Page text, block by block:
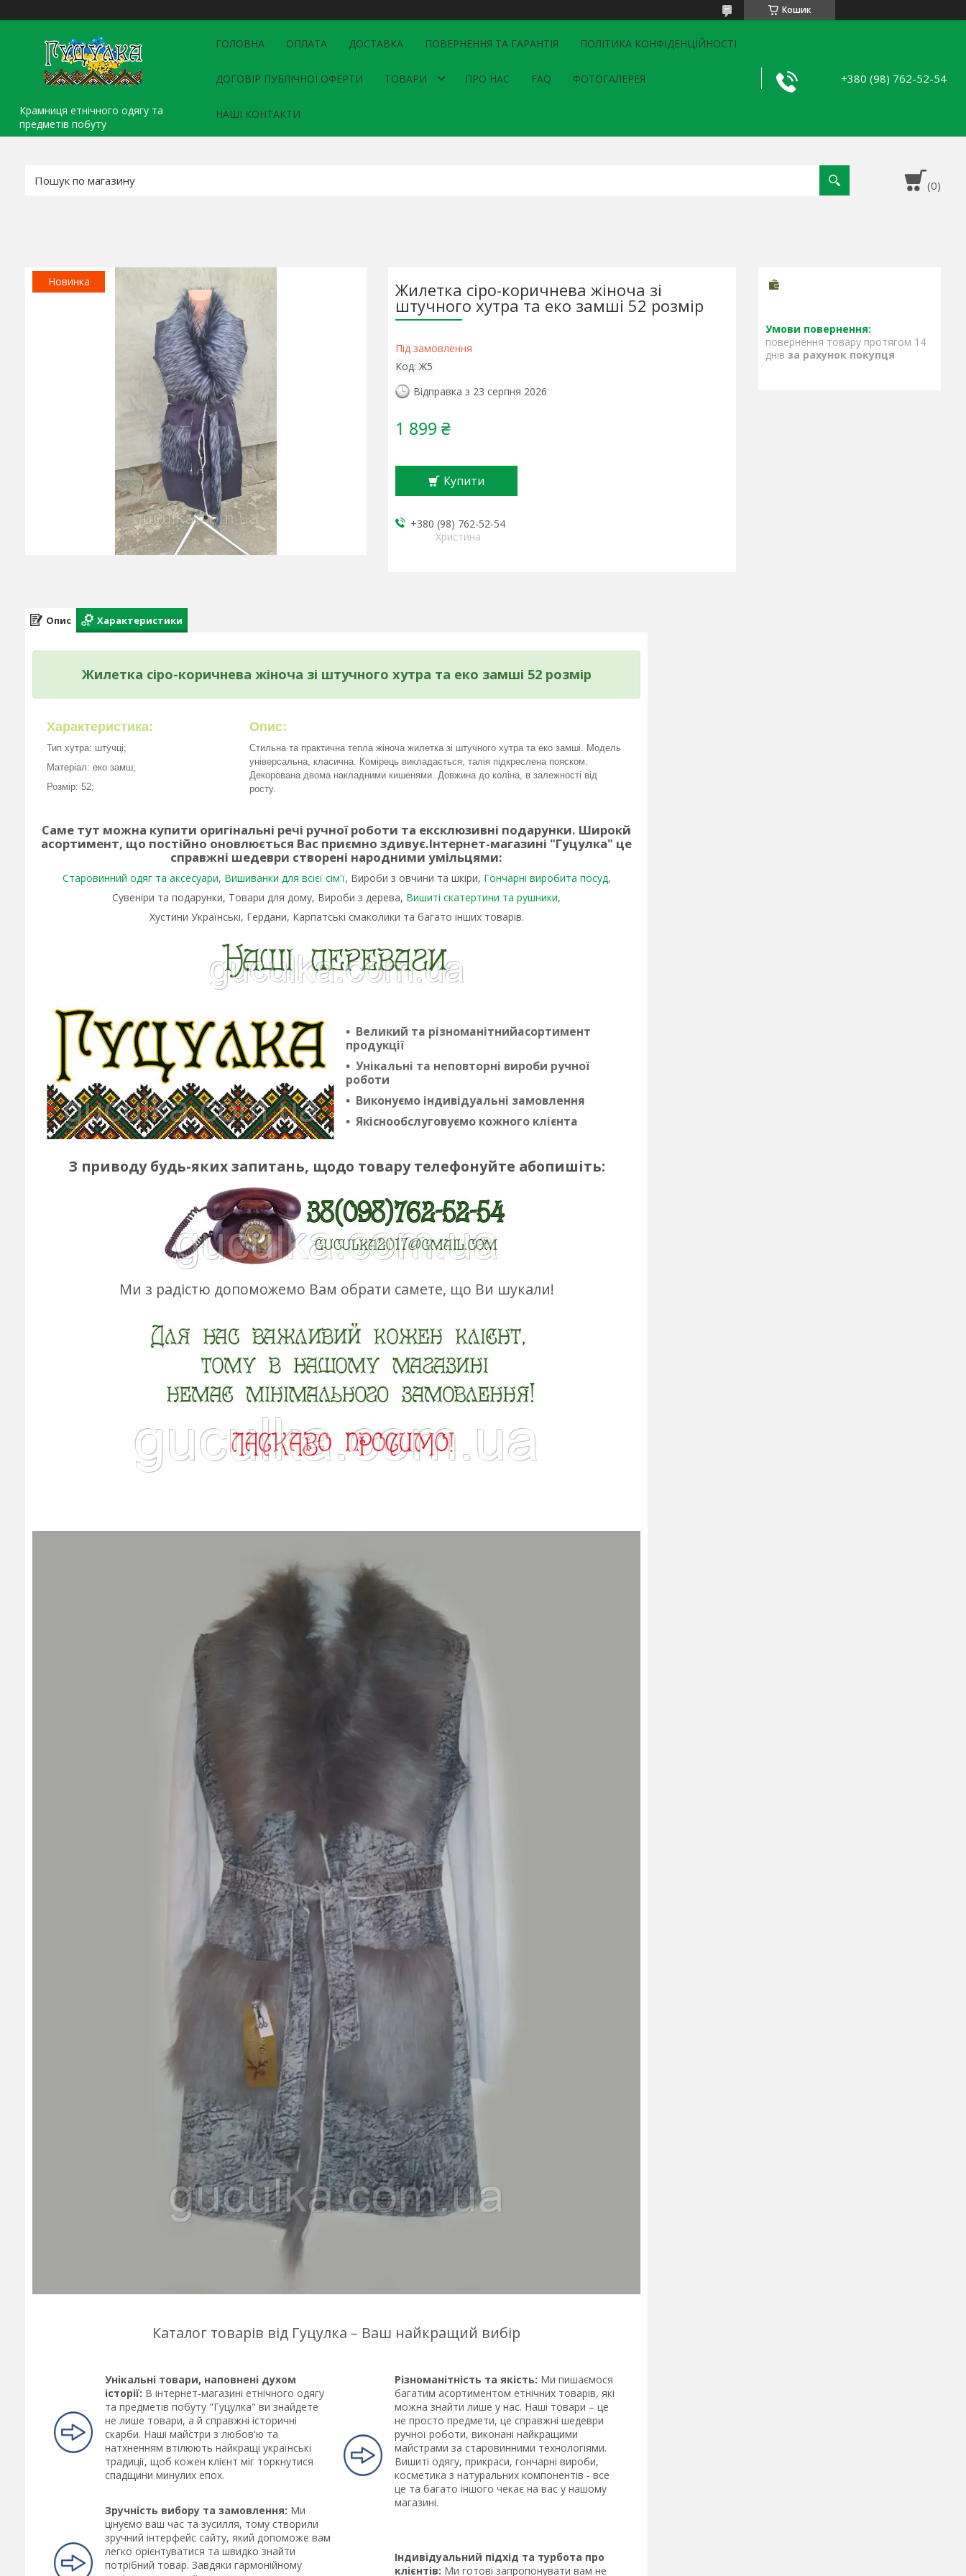
Кошик
Крамниця етнічного одягу та
предметів побуту
ГОЛОВНА ОПЛАТА ДОСТАВКА ПОВЕРНЕННЯ ТА ГАРАНТІЯ ПОЛІТИКА КОНФІДЕНЦІЙНОСТІ
ДОГОВІР ПУБЛІЧНОЇ ОФЕРТИ ТОВАРИ ПРО НАС FAQ ФОТОГАЛЕРЕЯ
НАШІ КОНТАКТИ
+380 (98) 762-52-54
Новинка Жилетка сіро-коричнева жіноча зі
штучного хутра та еко замші 52 розмір
Під замовлення
Код:Ж5
Відправка з 23 серпня 2026
1 899 ₴
Купити
+380 (98) 762-52-54
Христина
повернення товару протягом 14
днів за рахунок покупця
Опис Характеристики
Жилетка сіро-коричнева жіноча зі штучного хутра та еко замші 52 розмір
Характеристика:
Тип хутра: штучці;
Матеріал: еко замш;
Розмір: 52;
Опис:
Стильна та практична тепла жіноча жилетка зі штучного хутра та еко замші. Модель
універсальна, класична. Комірець викладається, талія підкреслена пояском.
Декорована двома накладними кишенями. Довжина до коліна, в залежності від
росту.
Саме тут можна купити оригінальні речі ручної роботи та ексклюзивні подарунки. Широкй
асортимент, що постійно оновлюється Вас приємно здивує.Інтернет-магазині "Гуцулка" це
справжні шедеври створені народними умільцями:
Старовинний одяг та аксесуари, Вишиванки для всієї сім'ї, Вироби з овчини та шкіри, Гончарні виробита посуд,
Сувеніри та подарунки, Товари для дому, Вироби з дерева, Вишиті скатертини та рушники,
Хустини Українські, Гердани, Карпатські смаколики та багато інших товарів.
Великий та різноманітнийасортимент
продукції
Унікальні та неповторні вироби ручної
роботи
Виконуємо індивідуальні замовлення
Якіснообслуговуємо кожного клієнта
З приводу будь-яких запитань, щодо товару телефонуйте абопишіть:
Ми з радістю допоможемо Вам обрати самете, що Ви шукали!
Каталог товарів від Гуцулка – Ваш найкращий вибір
Унікальні товари, наповнені духом
історії: В інтернет-магазині етнічного одягу
та предметів побуту "Гуцулка" ви знайдете
не лише товари, а й справжні історичні
скарби. Наші майстри з любов'ю та
натхненням втілюють найкращі українські
традиції, щоб кожен клієнт міг торкнутися
спадщини минулих епох.
Зручність вибору та замовлення: Ми
цінуємо ваш час та зусилля, тому створили
зручний інтерфейс сайту, який допоможе вам
легко орієнтуватися та швидко знайти
потрібний товар. Завдяки гармонійному
Різноманітність та якість: Ми пишаємося
багатим асортиментом етнічних товарів, які
можна знайти лише у нас. Наші товари – це
не просто предмети, це справжні шедеври
ручної роботи, виконані найкращими
майстрами за старовинними технологіями.
Вишиті одягу, прикраси, гончарні вироби,
косметика з натуральних компонентів - все
це та багато іншого чекає на вас у нашому
магазині.
Індивідуальний підхід та турбота про
клієнтів: Ми готові запропонувати вам не